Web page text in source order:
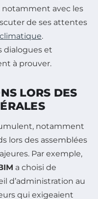
notamment avec les
de ses attentes
.
dialogues et
à prouver.
LORS DES
notamment
lors des assemblées
Par exemple,
a choisi de
d’administration au
qui exigeaient